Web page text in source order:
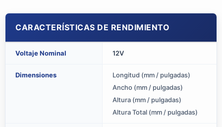
CARACTERÍSTICAS DE RENDIMIENTO
Voltaje Nominal 12V
Dimensiones
Longitud (mm / pulgadas)
Ancho (mm / pulgadas)
Altura (mm / pulgadas)
Altura Total (mm / pulgadas)